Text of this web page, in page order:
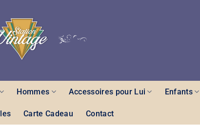
Hommes Accessoires pour Lui Enfants
Carte Cadeau Contact